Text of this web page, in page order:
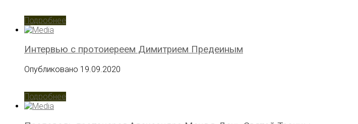
Подробнее
Интервью с протоиереем Димитрием Предеиным
Опубликовано 19.09.2020
Подробнее